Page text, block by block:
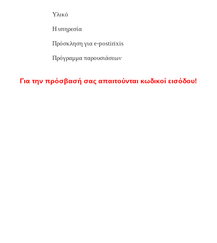
Υλικό
Η υπηρεσία
Πρόσκληση για e-postirixis
Πρόγραμμα παρουσιάσεων
Για την πρόσβασή σας απαιτούνται κωδικοί εισόδου!